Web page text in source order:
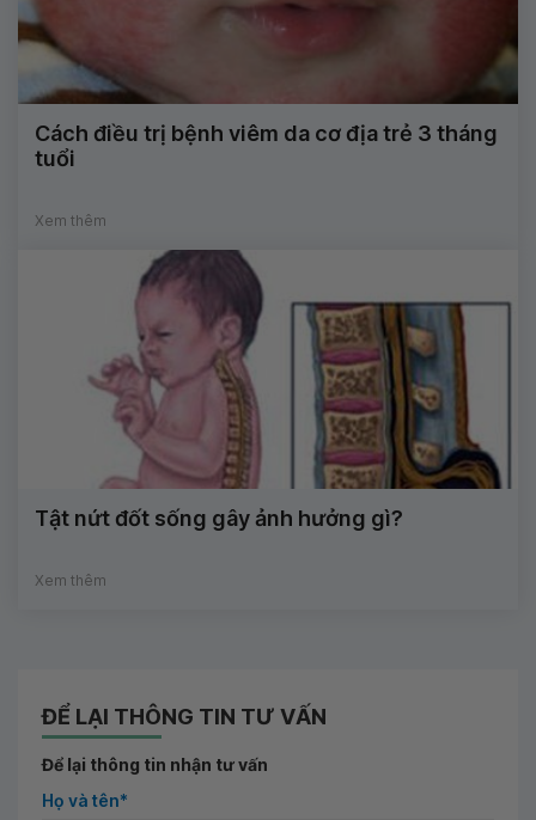
Cách điều trị bệnh viêm da cơ địa trẻ 3 tháng
tuổi
Xem thêm
Tật nứt đốt sống gây ảnh hưởng gì?
Xem thêm
ĐỂ LẠI THÔNG TIN TƯ VẤN
Để lại thông tin nhận tư vấn
Họ và tên*